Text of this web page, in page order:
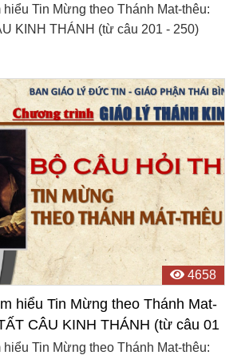
hiểu Tin Mừng theo Thánh Mat-thêu:
KINH THÁNH (từ câu 201 - 250)
4658
hiểu Tin Mừng theo Thánh Mat-
CÂU KINH THÁNH (từ câu 01
hiểu Tin Mừng theo Thánh Mat-thêu: